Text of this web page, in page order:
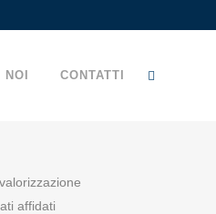
CONTATTI
affidati